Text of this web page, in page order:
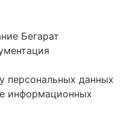
Бегарат
персональных данных
информационных